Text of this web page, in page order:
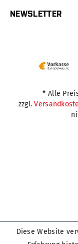
NEWSLETTER
* Alle
zzgl.
Diese Website